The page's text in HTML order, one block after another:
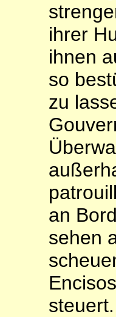
ihrer
ihnen
so
zu
an
sehen
steuert.